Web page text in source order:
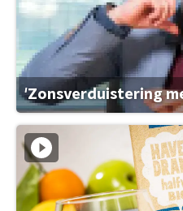
'Zonsverduistering